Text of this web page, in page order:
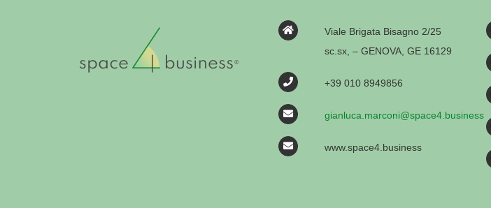
Viale Brigata Bisagno 2/25
sc.sx, – GENOVA, GE 16129
+39 010 8949856
gianluca.marconi@space4.business
www.space4.business